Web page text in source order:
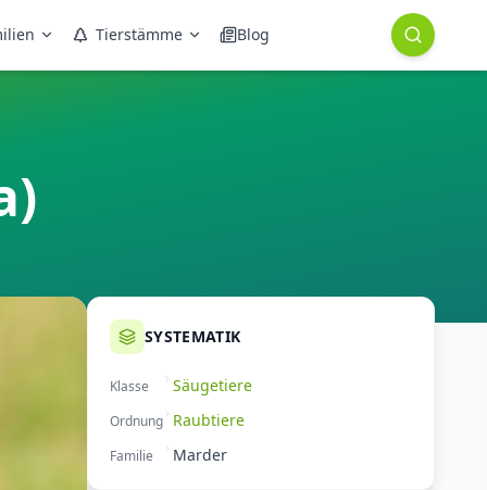
Tierstämme Blog
SYSTEMATIK
Klasse Säugetiere
Ordnung Raubtiere
Familie Marder